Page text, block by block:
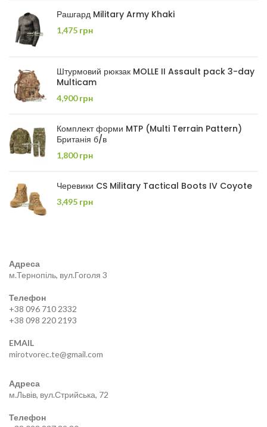
Рашгард Military Army Khaki
1,475 грн
Штурмовий рюкзак MOLLE II Assault pack 3-day
Multicam
4,900грн
Комплект форми MTP (Multi Terrain Pattern)
Британія б/в
1,800грн
Черевики CS Military Tactical Boots IV Coyote
3,495 грн
Адреса
м.Тернопіль, вул.Гоголя 3
Телефон
+38 096 710 2332
+38 098 220 2193
EMAIL
mirotvorec.te@gmail.com
Адреса
м.Львів, вул.Стрийська, 72
Телефон